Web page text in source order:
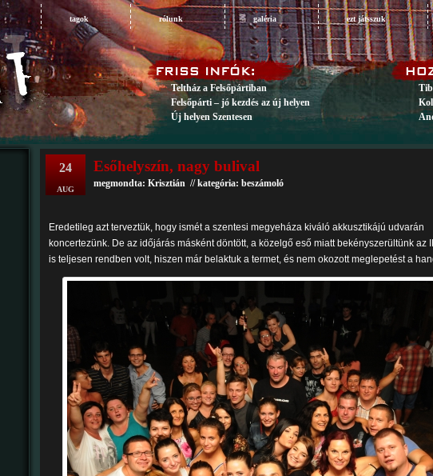
tagok rólunk galéria ezt játsszuk
Teltház a Felsőpártiban
Felsőpárti – jó kezdés az új helyen
Új helyen Szentesen
24
AUG
Esőhelyszín, nagy bulival
megmondta: Krisztián // kategória: beszámoló
Eredetileg azt terveztük, hogy ismét a szentesi megyeháza kiváló akkusztikájú udvarán
koncertezünk. De az időjárás másként döntött, a közelgő eső miatt bekényszerültünk az
is teljesen rendben volt, hiszen már belaktuk a termet, és nem okozott meglepetést a